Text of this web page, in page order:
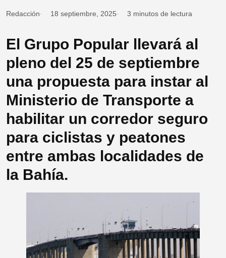
Redacción 18 septiembre, 2025 3 minutos de lectura
El Grupo Popular llevará al
pleno del 25 de septiembre
una propuesta para instar al
Ministerio de Transporte a
habilitar un corredor seguro
para ciclistas y peatones
entre ambas localidades de
la Bahía.